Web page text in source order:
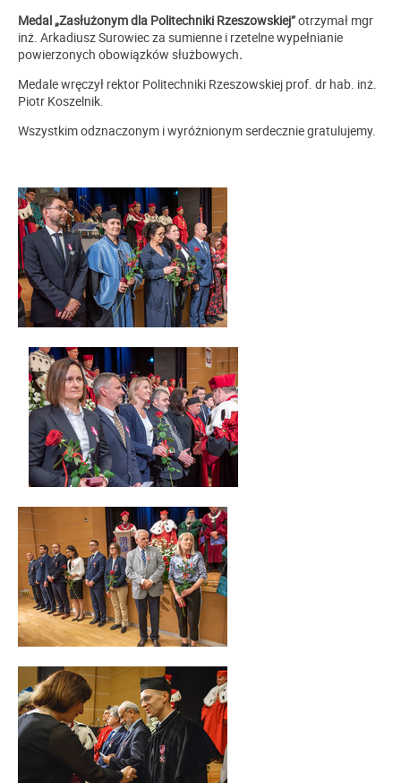
Medal „Zasłużonym dla Politechniki Rzeszowskiej”otrzymał mgr
inż. Arkadiusz Surowiec za sumienne i rzetelne wypełnianie
powierzonych obowiązków służbowych.
Medale wręczył rektor Politechniki Rzeszowskiej prof. dr hab. inż.
Piotr Koszelnik.
Wszystkim odznaczonym i wyróżnionym serdecznie gratulujemy.